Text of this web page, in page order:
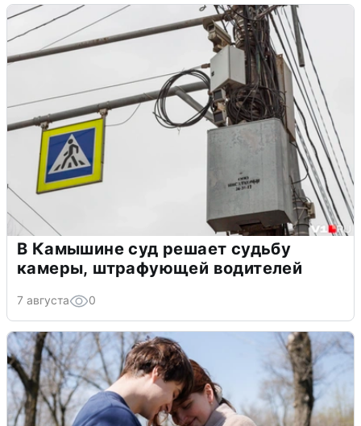
В Камышине суд решает судьбу
камеры, штрафующей водителей
7 августа 0